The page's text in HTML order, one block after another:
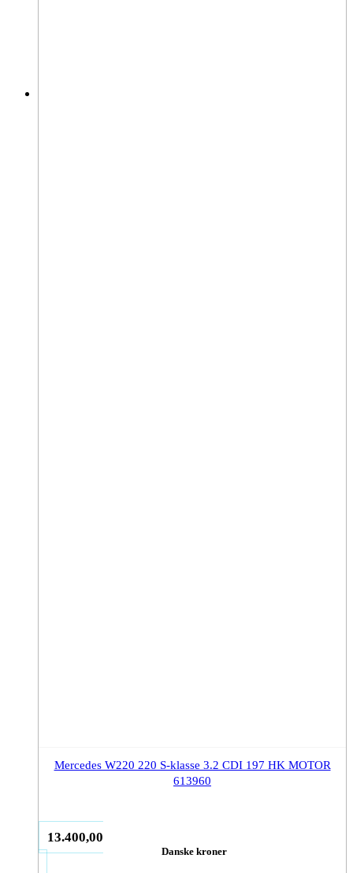
Mercedes W220 220 S-klasse 3.2 CDI 197 HK MOTOR
613960
13.400,00
Danske kroner